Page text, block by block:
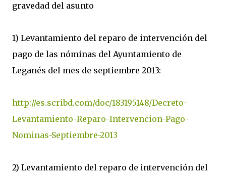
gravedad del asunto
1) Levantamiento del reparo de intervención del
pago de las nóminas del Ayuntamiento de
Leganés del mes de septiembre 2013:
http://es.scribd.com/doc/183195148/Decreto-
Levantamiento-Reparo-Intervencion-Pago-
Nominas-Septiembre-2013
2) Levantamiento del reparo de intervención del